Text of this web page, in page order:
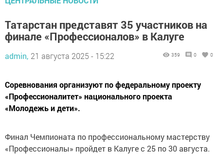
Татарстан представят 35 участников на
финале «Профессионалов» в Калуге
admin, 21 августа 2025 - 15:22 359 0 0
Соревнования организуют по федеральному проекту
«Профессионалитет» национального проекта
«Молодежь и дети».
Финал Чемпионата по профессиональному мастерству
«Профессионалы» пройдет в Калуге с 25 по 30 августа.